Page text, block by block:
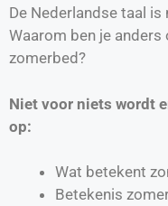
De Nederlandse taal
Waarom ben je
zomerbed?
Niet voor niets wordt
op:
Wat betekent
Betekenis